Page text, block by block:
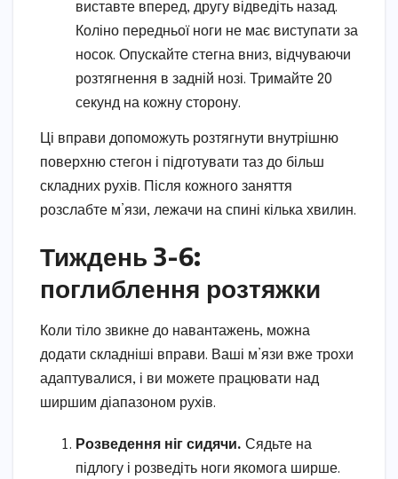
виставте вперед, другу відведіть назад.
Коліно передньої ноги не має виступати за
носок. Опускайте стегна вниз, відчуваючи
розтягнення в задній нозі. Тримайте 20
секунд на кожну сторону.
Ці вправи допоможуть розтягнути внутрішню
поверхню стегон і підготувати таз до більш
складних рухів. Після кожного заняття
розслабте м’язи, лежачи на спині кілька хвилин.
Тиждень 3-6:
поглиблення розтяжки
Коли тіло звикне до навантажень, можна
додати складніші вправи. Ваші м’язи вже трохи
адаптувалися, і ви можете працювати над
ширшим діапазоном рухів.
Розведення ніг сидячи. Сядьте на
підлогу і розведіть ноги якомога ширше.